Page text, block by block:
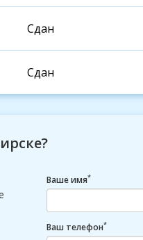
Сдан
Сдан
Ваше имя*
Ваш телефон*